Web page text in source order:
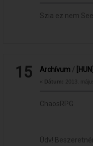
Szia ez nem
15 Archívum /
« Dátum: 2013.
ChaosRPG
Üdv!